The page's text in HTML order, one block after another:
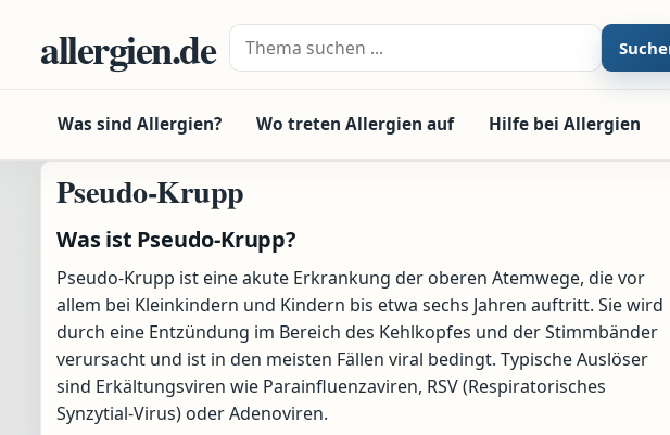
allergien.de Suche nach:
Was sind Allergien? Wo treten Allergien auf Hilfe bei Allergien
Pseudo-Krupp
Was ist Pseudo-Krupp?
Pseudo-Krupp ist eine akute Erkrankung der oberen Atemwege, die vor
allem bei Kleinkindern und Kindern bis etwa sechs Jahren auftritt. Sie wird
durch eine Entzündung im Bereich des Kehlkopfes und der Stimmbänder
verursacht und ist in den meisten Fällen viral bedingt. Typische Auslöser
sind Erkältungsviren wie Parainfluenzaviren, RSV (Respiratorisches
Synzytial-Virus) oder Adenoviren.